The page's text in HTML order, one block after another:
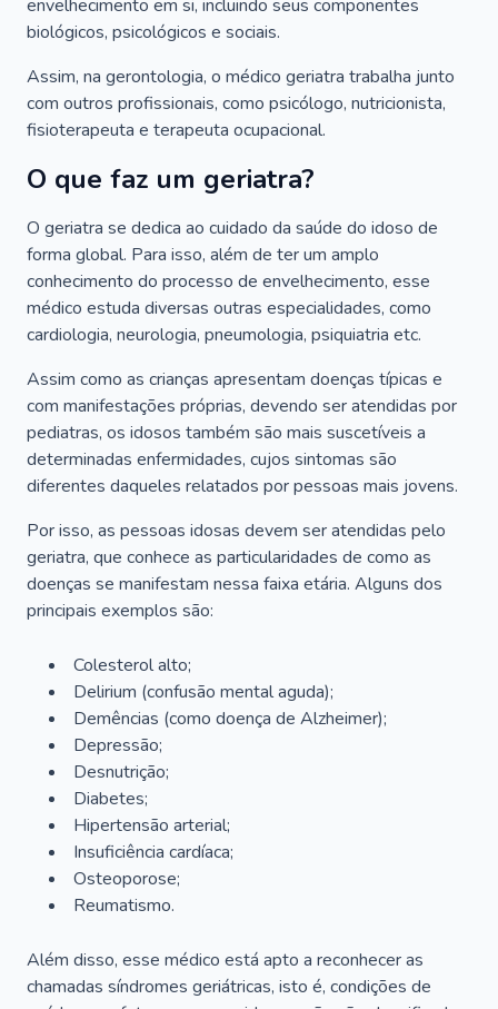
envelhecimento em si, incluindo seus componentes
biológicos, psicológicos e sociais.
Assim, na gerontologia, o médico geriatra trabalha junto
com outros profissionais, como psicólogo, nutricionista,
fisioterapeuta e terapeuta ocupacional.
O que faz um geriatra?
O geriatra se dedica ao cuidado da saúde do idoso de
forma global. Para isso, além de ter um amplo
conhecimento do processo de envelhecimento, esse
médico estuda diversas outras especialidades, como
cardiologia, neurologia, pneumologia, psiquiatria etc.
Assim como as crianças apresentam doenças típicas e
com manifestações próprias, devendo ser atendidas por
pediatras, os idosos também são mais suscetíveis a
determinadas enfermidades, cujos sintomas são
diferentes daqueles relatados por pessoas mais jovens.
Por isso, as pessoas idosas devem ser atendidas pelo
geriatra, que conhece as particularidades de como as
doenças se manifestam nessa faixa etária. Alguns dos
principais exemplos são:
Colesterol alto;
Delirium (confusão mental aguda);
Demências (como doença de Alzheimer);
Depressão;
Desnutrição;
Diabetes;
Hipertensão arterial;
Insuficiência cardíaca;
Osteoporose;
Reumatismo.
Além disso, esse médico está apto a reconhecer as
chamadas síndromes geriátricas, isto é, condições de